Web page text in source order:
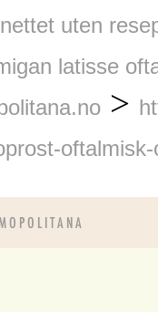
uten
latisse
>